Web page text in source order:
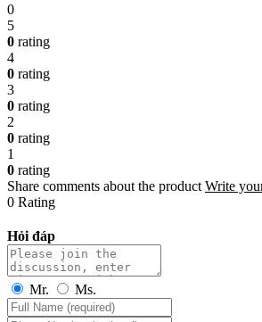
0
5
0 rating
4
0 rating
3
0 rating
2
0 rating
1
0 rating
Share comments about the product Write
0 Rating
Hỏi đáp
Mr. Ms.